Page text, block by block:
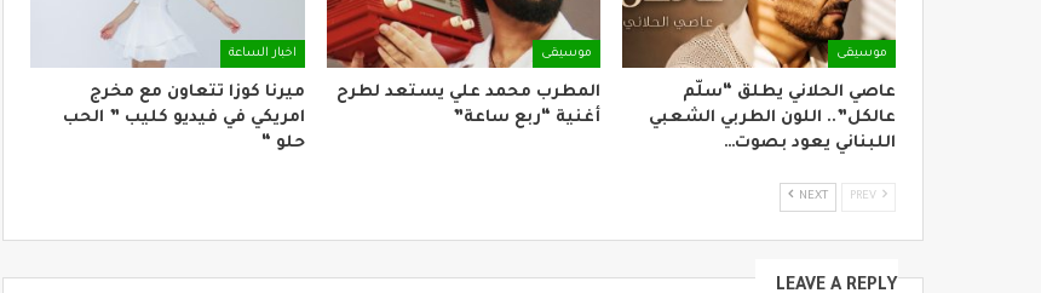
موسيقى
عاصي الحلاني يطلق “سلّم
عالكل”.. اللون الطربي الشعبي
اللبناني يعود بصوت…
موسيقى
المطرب محمد علي يستعد لطرح
أغنية “ربع ساعة”
اخبار الساعة
ميرنا كوزا تتعاون مع مخرج
امريكي في فيديو كليب ” الحب
حلو “
NEXT
LEAVE A REPLY